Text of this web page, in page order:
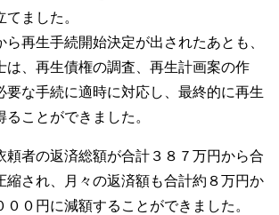
ました。
ら再生手続開始決定が出されたあとも、
は、再生債権の調査、再生計画案の作
要な手続に適時に対応し、最終的に再生
ことができました。
頼者の返済総額が合計３８７万円から合
縮され、月々の返済額も合計約８万円か
００円に減額することができました。